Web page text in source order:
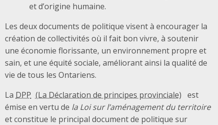
et d’origine humaine.
Les deux documents de politique visent à encourager la
création de collectivités où il fait bon vivre, à soutenir
une économie florissante, un environnement propre et
sain, et une équité sociale, améliorant ainsi la qualité de
vie de tous les Ontariens.
La DPP
est
émise en vertu de la Loi sur l’aménagement du territoire
et constitue le principal document de politique sur